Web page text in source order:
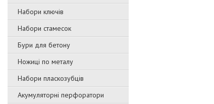
Набори ключів
Набори стамесок
Бури для бетону
Ножиці по металу
Набори пласкозубців
Акумуляторні перфоратори